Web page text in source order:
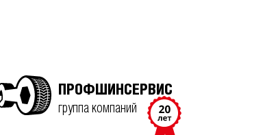
ПРОФШИНСЕРВИС
группа компаний